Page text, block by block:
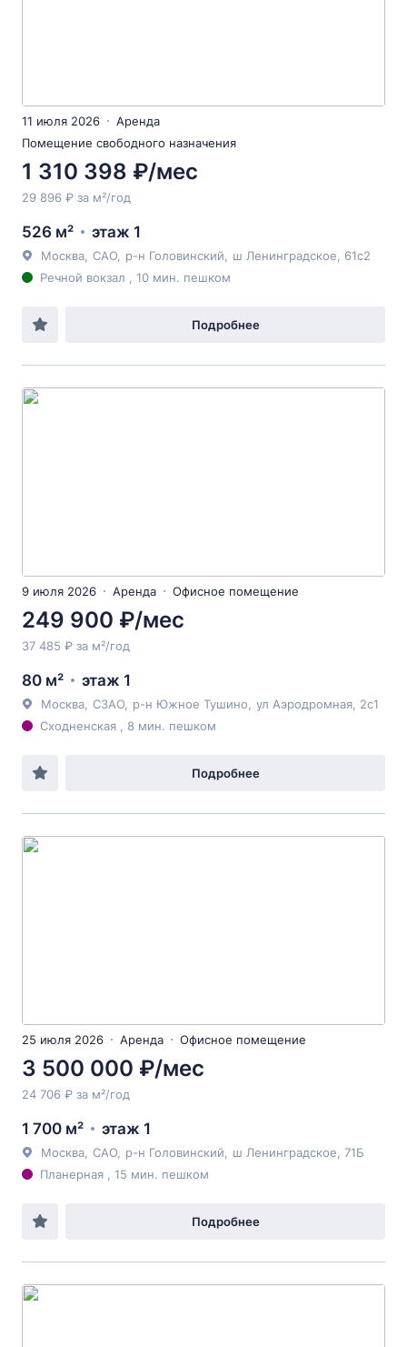
11 июля 2026
Аренда
Помещение свободного назначения
1 310 398 ₽/мес
29 896 ₽ за м²/год
526 м² этаж 1
Москва САО р-н Головинский ш Ленинградское , 61с2
Речной вокзал , 10 мин. пешком
Подробнее
9 июля 2026 Аренда Офисное помещение
249 900 ₽/мес
37 485 ₽ за м²/год
80 м² этаж 1
Москва СЗАО р-н Южное Тушино ул Аэродромная , 2с1
Сходненская , 8 мин. пешком
Подробнее
25 июля 2026 Аренда Офисное помещение
3 500 000 ₽/мес
24 706 ₽ за м²/год
1 700 м² этаж 1
Москва САО р-н Головинский ш Ленинградское , 71Б
Планерная , 15 мин. пешком
Подробнее